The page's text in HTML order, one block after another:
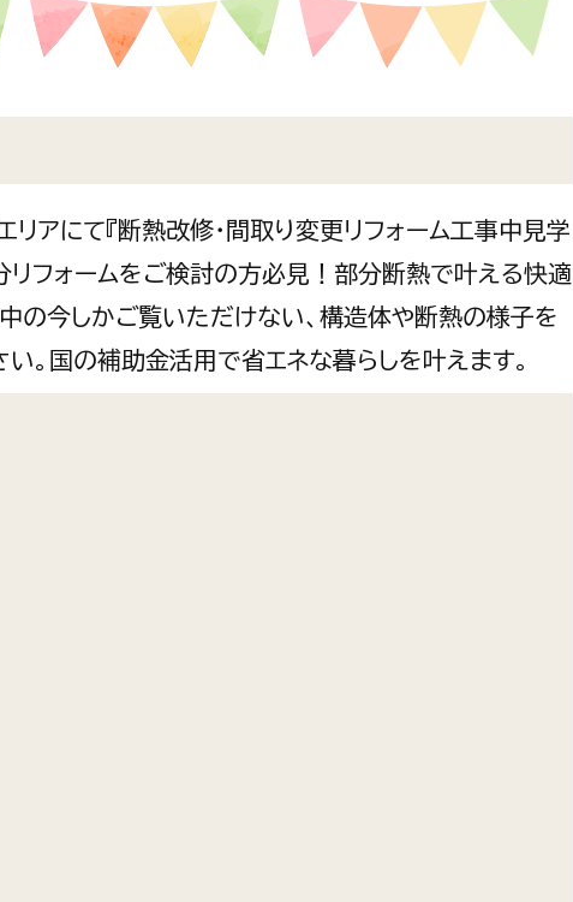
アにて『断熱改修・間取り変更リフォーム工事中見学
リフォームをご検討の方必見！部分断熱で叶える快適
の今しかご覧いただけない、構造体や断熱の様子を
。国の補助金活用で省エネな暮らしを叶えます。